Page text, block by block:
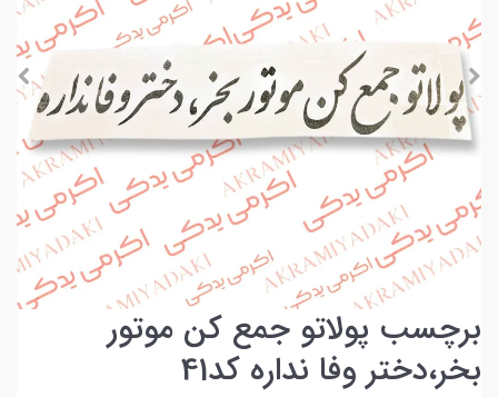
برچسب پولاتو جمع کن موتور
بخر،دختر وفا نداره کد41